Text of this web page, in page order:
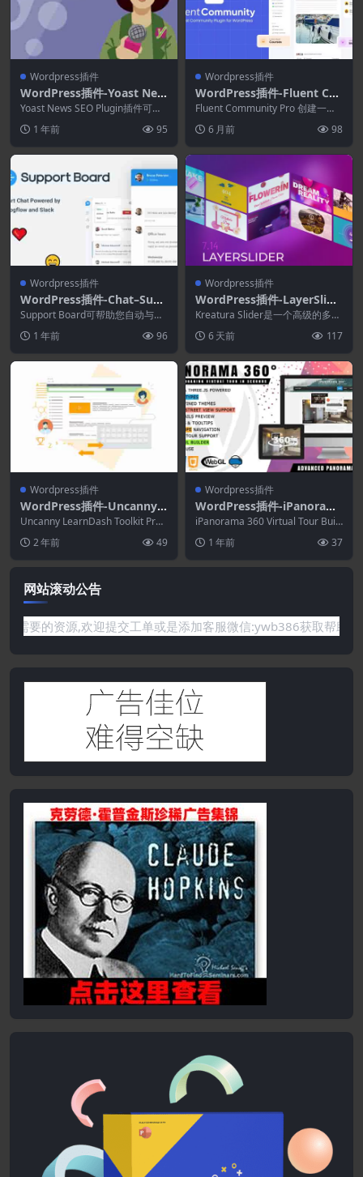
Wordpress插件
WordPress插件-Yoast New
s SEO Plugin 13.3.0
Yoast News SEO Plugin插件可帮
1 年前 95
Wordpress插件
WordPress插件-Fluent Co
mmunity Pro 2.2.05–Word
Press社区插件
Fluent Community Pro 创建一个
降...6 月前 98
Wordpress插件
WordPress插件-Chat–Supp
ort Board 3.8.1–WordPres
s聊天GPT AI插件
Support Board可帮助您自动与人
平台集成...
1 年前 96
Wordpress插件
WordPress插件-LayerSlide
r 8.4.0-WordPress滑块插件
Kreatura Slider是一个高级的多用
令人...6 天前 117
Wordpress插件
WordPress插件-Uncanny L
earnDash Toolkit Pro 4.2.0
Uncanny LearnDash Toolkit Pro
是一款出色且流行的 W...
2 年前 49
Wordpress插件
WordPress插件-iPanoram
a 360 Pro 1.9.0-语言语言虚
拟旅游建造者
iPanorama 360 Virtual Tour Buil
der是一个可以让...
1 年前 37
网站滚动公告
你需要的资源,欢迎提交工单或是添加客服微信:ywb386获取帮助